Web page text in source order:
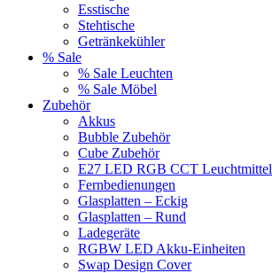
Esstische
Stehtische
Getränkekühler
% Sale
% Sale Leuchten
% Sale Möbel
Zubehör
Akkus
Bubble Zubehör
Cube Zubehör
E27 LED RGB CCT Leuchtmittel
Fernbedienungen
Glasplatten – Eckig
Glasplatten – Rund
Ladegeräte
RGBW LED Akku-Einheiten
Swap Design Cover